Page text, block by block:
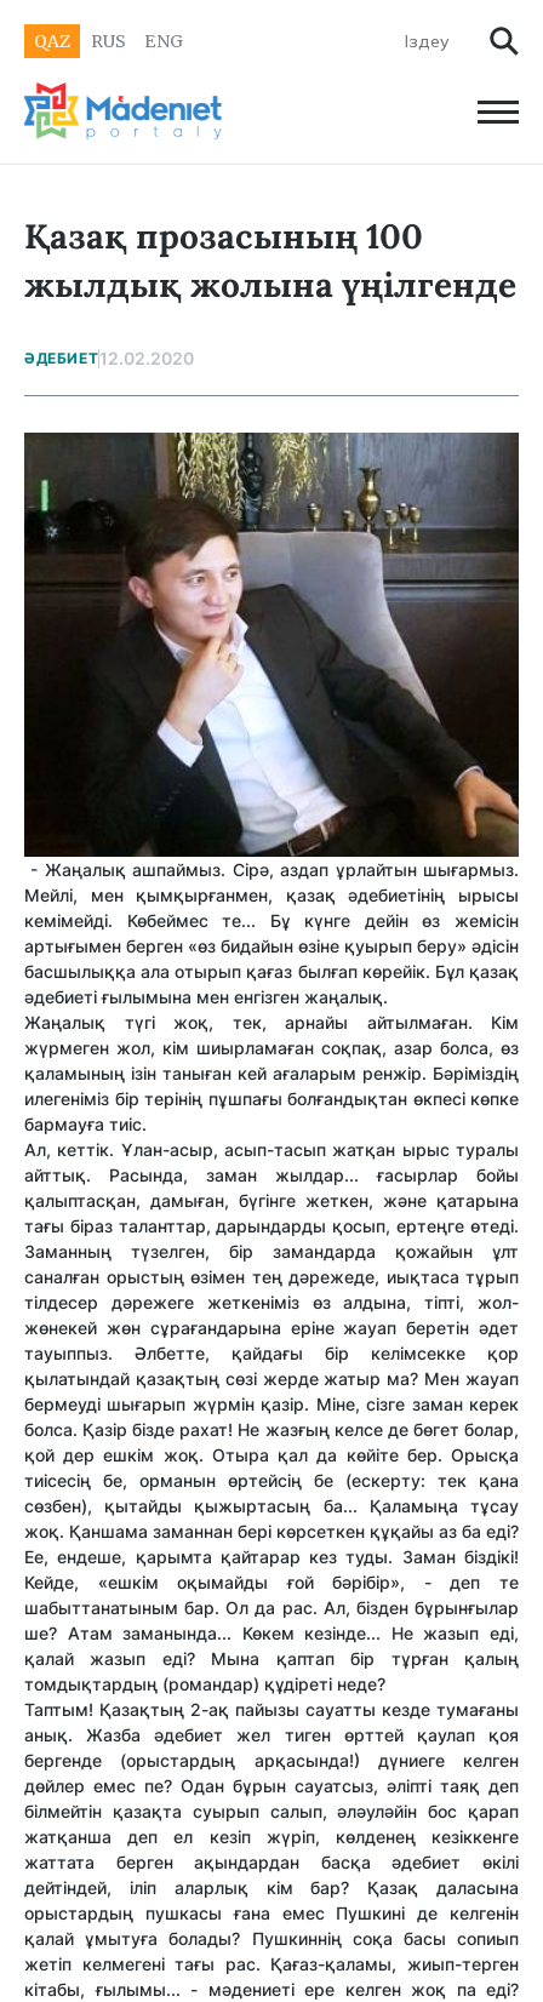
QAZ RUS ENG
Қазақ прозасының 100
жылдық жолына үңілгенде
ӘДЕБИЕТ12.02.2020
- Жаңалық ашпаймыз. Сірә, аздап ұрлайтын шығармыз.
Мейлі, мен қымқырғанмен, қазақ әдебиетінің ырысы
кемімейді. Көбеймес те... Бұ күнге дейін өз жемісін
артығымен берген «өз бидайын өзіне қуырып беру» әдісін
басшылыққа ала отырып қағаз былғап көрейік. Бұл қазақ
әдебиеті ғылымына мен енгізген жаңалық.
Жаңалық түгі жоқ, тек, арнайы айтылмаған. Кім
жүрмеген жол, кім шиырламаған соқпақ, азар болса, өз
қаламының ізін таныған кей ағаларым ренжір. Бәріміздің
илегеніміз бір терінің пұшпағы болғандықтан өкпесі көпке
бармауға тиіс.
Ал, кеттік. Ұлан-асыр, асып-тасып жатқан ырыс туралы
айттық. Расында, заман жылдар... ғасырлар бойы
қалыптасқан, дамыған, бүгінге жеткен, және қатарына
тағы біраз таланттар, дарындарды қосып, ертеңге өтеді.
Заманның түзелген, бір замандарда қожайын ұлт
саналған орыстың өзімен тең дәрежеде, иықтаса тұрып
тілдесер дәрежеге жеткеніміз өз алдына, тіпті, жол-
жөнекей жөн сұрағандарына еріне жауап беретін әдет
тауыппыз. Әлбетте, қайдағы бір келімсекке қор
қылатындай қазақтың сөзі жерде жатыр ма? Мен жауап
бермеуді шығарып жүрмін қазір. Міне, сізге заман керек
болса. Қазір бізде рахат! Не жазғың келсе де бөгет болар,
қой дер ешкім жоқ. Отыра қал да көйіте бер. Орысқа
тиісесің бе, орманын өртейсің бе (ескерту: тек қана
сөзбен), қытайды қыжыртасың ба... Қаламыңа тұсау
жоқ. Қаншама заманнан бері көрсеткен құқайы аз ба еді?
Ее, ендеше, қарымта қайтарар кез туды. Заман біздікі!
Кейде, «ешкім оқымайды ғой бәрібір», - деп те
шабыттанатыным бар. Ол да рас. Ал, бізден бұрынғылар
ше? Атам заманында... Көкем кезінде... Не жазып еді,
қалай жазып еді? Мына қаптап бір тұрған қалың
томдықтардың (романдар) құдіреті неде?
Таптым! Қазақтың 2-ақ пайызы сауатты кезде тумағаны
анық. Жазба әдебиет жел тиген өрттей қаулап қоя
бергенде (орыстардың арқасында!) дүниеге келген
дөйлер емес пе? Одан бұрын сауатсыз, әліпті таяқ деп
білмейтін қазақта суырып салып, әләуләйін бос қарап
жатқанша деп ел кезіп жүріп, көлденең кезіккенге
жаттата берген ақындардан басқа әдебиет өкілі
дейтіндей, іліп аларлық кім бар? Қазақ даласына
орыстардың пушкасы ғана емес Пушкині де келгенін
қалай ұмытуға болады? Пушкиннің соқа басы сопиып
жетіп келмегені тағы рас. Қағаз-қаламы, жиып-терген
кітабы, ғылымы... - мәдениеті ере келген жоқ па еді?